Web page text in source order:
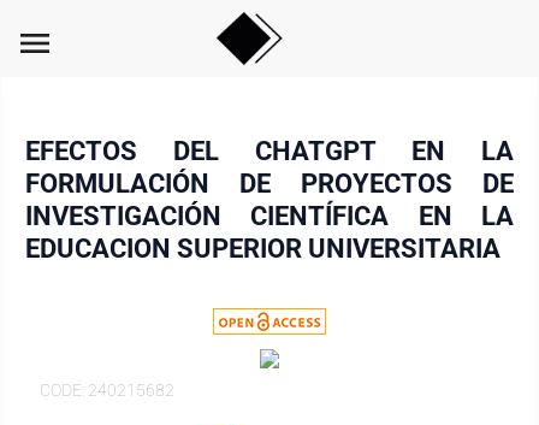
menu
EFECTOS DEL CHATGPT EN LA
FORMULACIÓN DE PROYECTOS DE
INVESTIGACIÓN CIENTÍFICA EN LA
EDUCACION SUPERIOR UNIVERSITARIA
CODE: 240215682